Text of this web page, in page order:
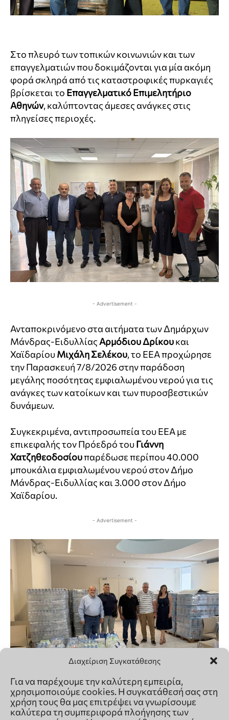
Διαχείριση Συγκατάθεσης
Για να παρέχουμε την καλύτερη εμπειρία,
χρησιμοποιούμε cookies. Η συγκατάθεσή σας στη
χρήση τους θα μας επιτρέψει να γνωρίσουμε
καλύτερα τη συμπεριφορά πλοήγησης των